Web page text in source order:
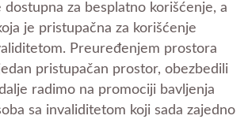
za besplatno korišćenje, a
je pristupačna za korišćenje
Preuređenjem prostora
pristupačan prostor, obezbedili
radimo na promociji bavljenja
sa invaliditetom koji sada zajedno